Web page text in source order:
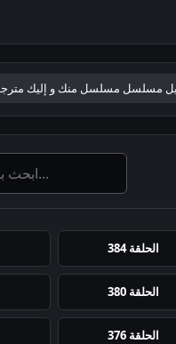
مسلسل مسلسل منك و إليك
الحلقة 384
الحلقة 380
الحلقة 376